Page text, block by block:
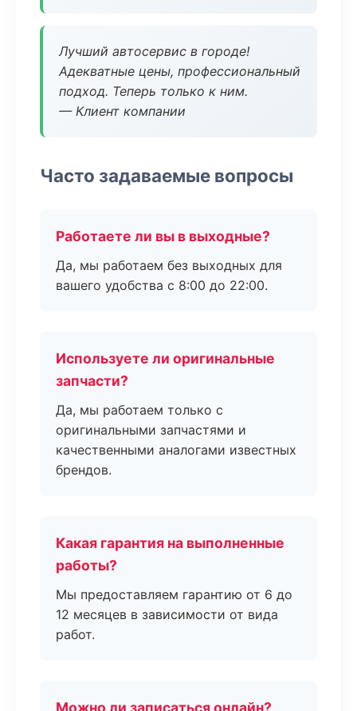
Лучший автосервис в городе!
Адекватные цены, профессиональный
подход. Теперь только к ним.
— Клиент компании
Часто задаваемые вопросы
Работаете ли вы в выходные?
Да, мы работаем без выходных для
вашего удобства с 8:00 до 22:00.
Используете ли оригинальные
запчасти?
Да, мы работаем только с
оригинальными запчастями и
качественными аналогами известных
брендов.
Какая гарантия на выполненные
работы?
Мы предоставляем гарантию от 6 до
12 месяцев в зависимости от вида
работ.
Можно ли записаться онлайн?